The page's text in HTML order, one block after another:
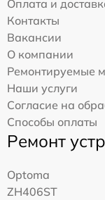
Оплата и
Контакты
Вакансии
О компании
Ремонтируемые
Наши услуги
Согласие на
Способы оплаты
Ремонт
Optoma
ZH406ST